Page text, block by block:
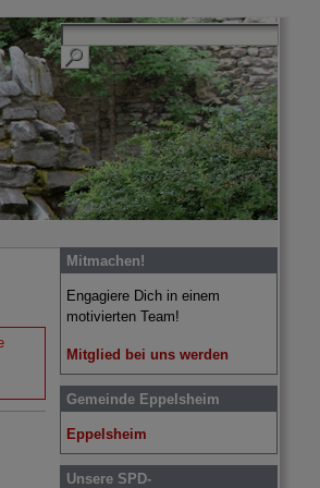
Mitmachen!
Engagiere Dich in einem
motivierten Team!
Mitglied bei uns werden
Gemeinde Eppelsheim
Eppelsheim
Unsere SPD-